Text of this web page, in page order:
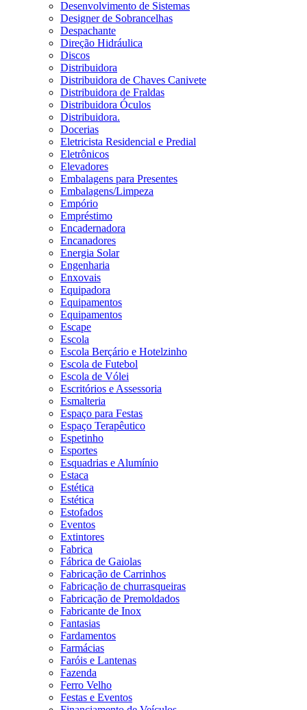
Desenvolvimento de Sistemas
Designer de Sobrancelhas
Despachante
Direção Hidráulica
Discos
Distribuidora
Distribuidora de Chaves Canivete
Distribuidora de Fraldas
Distribuidora Óculos
Distribuidora.
Docerias
Eletricista Residencial e Predial
Eletrônicos
Elevadores
Embalagens para Presentes
Embalagens/Limpeza
Empório
Empréstimo
Encadernadora
Encanadores
Energia Solar
Engenharia
Enxovais
Equipadora
Equipamentos
Equipamentos
Escape
Escola
Escola Berçário e Hotelzinho
Escola de Futebol
Escola de Vólei
Escritórios e Assessoria
Esmalteria
Espaço para Festas
Espaço Terapêutico
Espetinho
Esportes
Esquadrias e Alumínio
Estaca
Estética
Estética
Estofados
Eventos
Extintores
Fabrica
Fábrica de Gaiolas
Fabricação de Carrinhos
Fabricação de churrasqueiras
Fabricação de Premoldados
Fabricante de Inox
Fantasias
Fardamentos
Farmácias
Faróis e Lantenas
Fazenda
Ferro Velho
Festas e Eventos